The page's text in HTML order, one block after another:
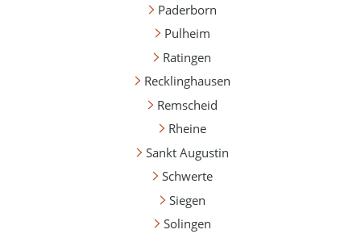
Paderborn
Pulheim
Ratingen
Recklinghausen
Remscheid
Rheine
Sankt Augustin
Schwerte
Siegen
Solingen